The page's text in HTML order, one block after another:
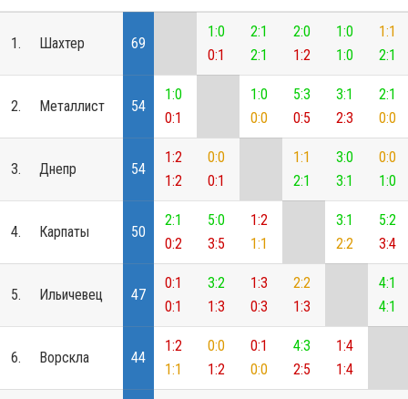
1. Шахтер 69
1:0
0:1
2:1
2:1
2:0
1:2
1:0
1:0
1:1
2:1
2. Металлист 54
1:0
0:1
1:0
0:0
5:3
0:5
3:1
2:3
2:1
0:0
3. Днепр 54
1:2
1:2
0:0
0:1
1:1
2:1
3:0
3:1
0:0
1:0
4. Карпаты 50
2:1
0:2
5:0
3:5
1:2
1:1
3:1
2:2
5:2
3:4
5. Ильичевец 47
0:1
0:1
3:2
1:3
1:3
0:3
2:2
1:3
4:1
4:1
6. Ворскла 44
1:2
1:1
0:0
1:2
0:1
0:0
4:3
2:5
1:4
1:4